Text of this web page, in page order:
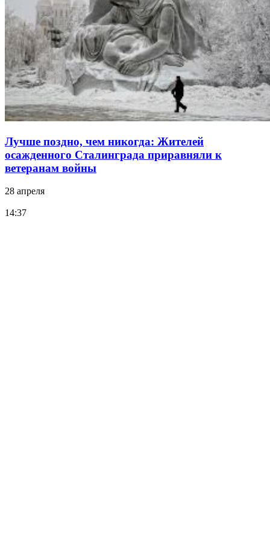
Лучше поздно, чем никогда: Жителей
осажденного Сталинграда приравняли к
ветеранам войны
28 апреля
14:37